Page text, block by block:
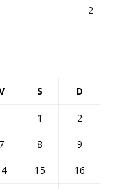
2
S D
1
2
7 8
9
15
16